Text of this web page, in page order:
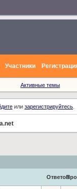
Участники
Активные темы
или зарегистрируйтесь.
Ответов